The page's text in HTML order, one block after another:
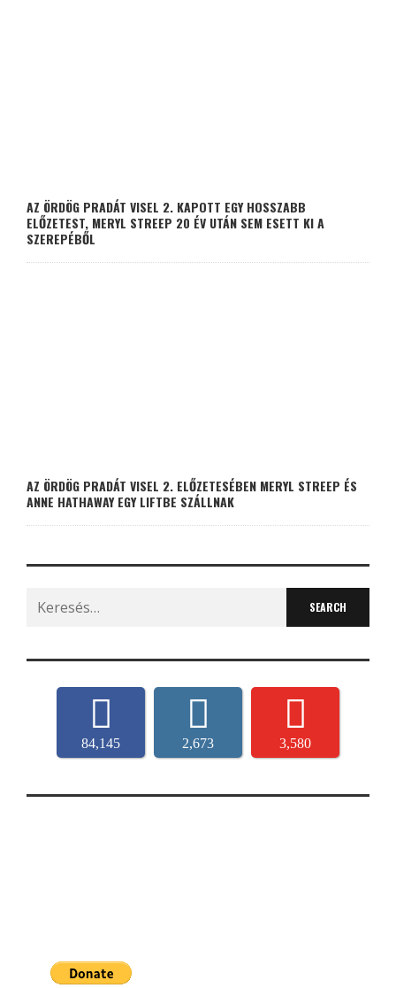
AZ ÖRDÖG PRADÁT VISEL 2. KAPOTT EGY HOSSZABB
ELŐZETEST, MERYL STREEP 20 ÉV UTÁN SEM ESETT KI A
SZEREPÉBŐL
AZ ÖRDÖG PRADÁT VISEL 2. ELŐZETESÉBEN MERYL STREEP ÉS
ANNE HATHAWAY EGY LIFTBE SZÁLLNAK
Search
for:
84,145 2,673 3,580